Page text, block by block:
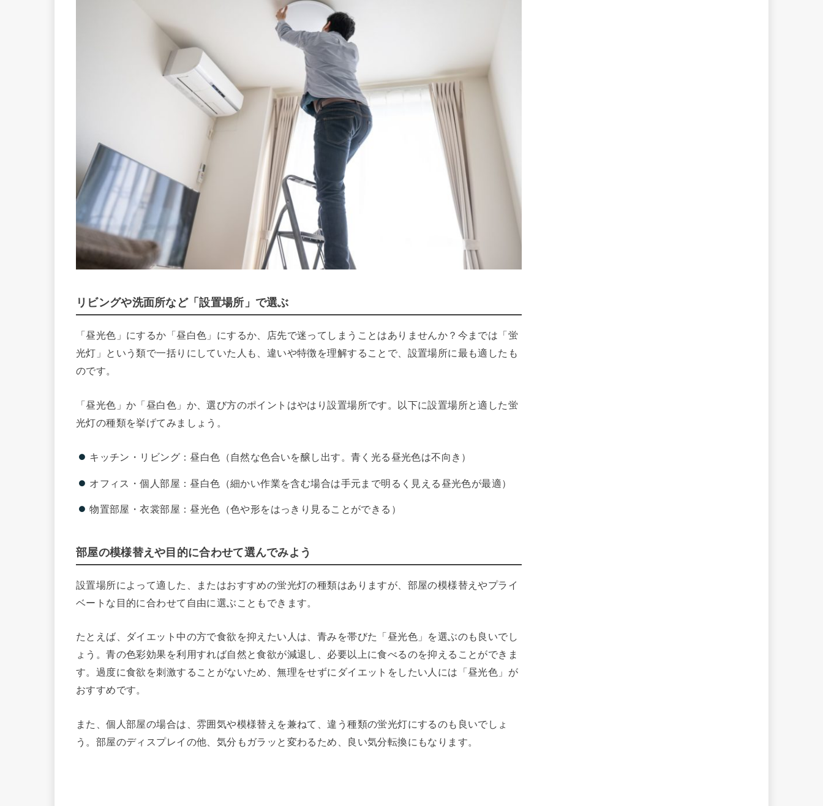
リビングや洗面所など「設置場所」で選ぶ
「昼光色」にするか「昼白色」にするか、店先で迷ってしまうことはありませんか？今までは「蛍
光灯」という類で一括りにしていた人も、違いや特徴を理解することで、設置場所に最も適したも
のです。
「昼光色」か「昼白色」か、選び方のポイントはやはり設置場所です。以下に設置場所と適した蛍
光灯の種類を挙げてみましょう。
キッチン・リビング：昼白色（自然な色合いを醸し出す。青く光る昼光色は不向き）
オフィス・個人部屋：昼白色（細かい作業を含む場合は手元まで明るく見える昼光色が最適）
物置部屋・衣裳部屋：昼光色（色や形をはっきり見ることができる）
部屋の模様替えや目的に合わせて選んでみよう
設置場所によって適した、またはおすすめの蛍光灯の種類はありますが、部屋の模様替えやプライ
ベートな目的に合わせて自由に選ぶこともできます。
たとえば、ダイエット中の方で食欲を抑えたい人は、青みを帯びた「昼光色」を選ぶのも良いでし
ょう。青の色彩効果を利用すれば自然と食欲が減退し、必要以上に食べるのを抑えることができま
す。過度に食欲を刺激することがないため、無理をせずにダイエットをしたい人には「昼光色」が
おすすめです。
また、個人部屋の場合は、雰囲気や模様替えを兼ねて、違う種類の蛍光灯にするのも良いでしょ
う。部屋のディスプレイの他、気分もガラッと変わるため、良い気分転換にもなります。